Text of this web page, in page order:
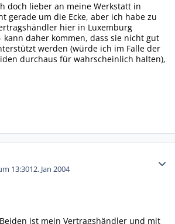
doch lieber an meine Werkstatt in
gerade um die Ecke, aber ich habe zu
hier in Luxemburg
kann daher kommen, dass sie nicht gut
werden (würde ich im Falle der
durchaus für wahrscheinlich halten),
13:3012. Jan 2004
ist mein Vertragshändler und mit